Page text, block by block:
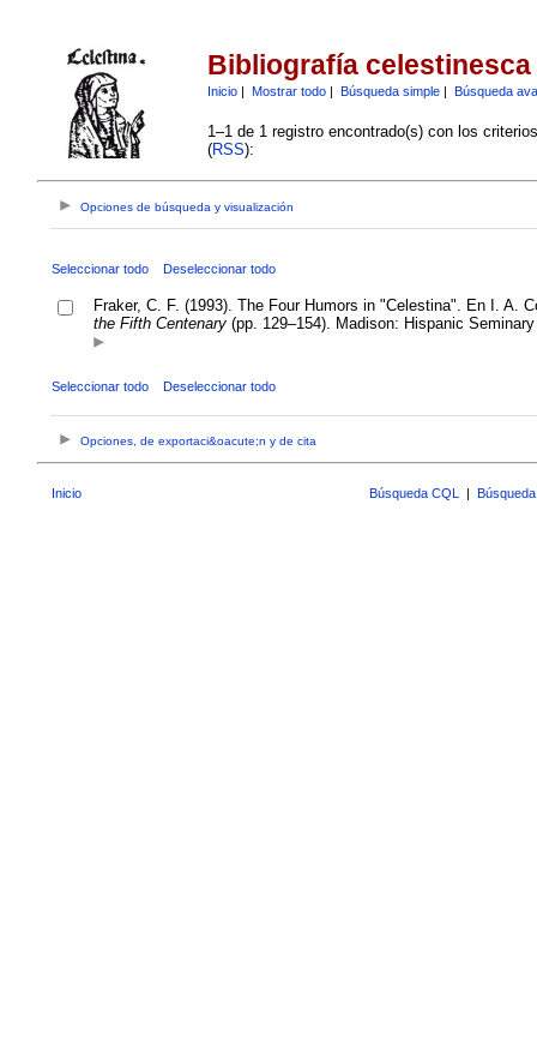
Bibliografía celestinesca
Inicio| Mostrar todo| Búsqueda simple| Búsqueda
1–1 de 1 registro encontrado(s) con los
(RSS):
Opciones de búsqueda y visualización
Seleccionar todo Deseleccionar todo
Fraker, C. F. (1993). The Four Humors in "Celestina". En I. A.
the Fifth Centenary(pp. 129–154). Madison: Hispanic
Seleccionar todo Deseleccionar todo
Opciones, de exportaci&oacute;n y de cita
Inicio Búsqueda CQL |